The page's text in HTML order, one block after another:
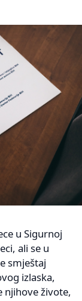
u Sigurnoj
ali se u
smještaj
izlaska,
njihove živote,